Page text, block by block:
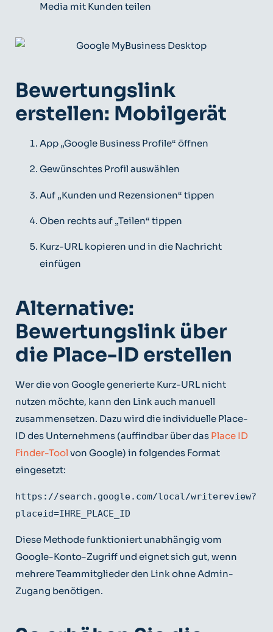
Media mit Kunden teilen
Bewertungslink
erstellen: Mobilgerät
App „Google Business Profile“ öffnen
Gewünschtes Profil auswählen
Auf „Kunden und Rezensionen“ tippen
Oben rechts auf „Teilen“ tippen
Kurz-URL kopieren und in die Nachricht
einfügen
Alternative:
Bewertungslink über
die Place-ID erstellen
Wer die von Google generierte Kurz-URL nicht
nutzen möchte, kann den Link auch manuell
zusammensetzen. Dazu wird die individuelle Place-
ID des Unternehmens (auffindbar über das Place ID
Finder-Tool von Google) in folgendes Format
eingesetzt:
https://search.google.com/local/writereview?
Diese Methode funktioniert unabhängig vom
Google-Konto-Zugriff und eignet sich gut, wenn
mehrere Teammitglieder den Link ohne Admin-
Zugang benötigen.